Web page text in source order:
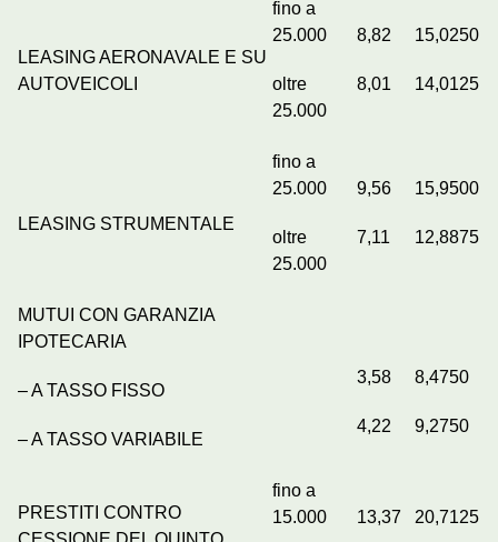
LEASING AERONAVALE E SU
AUTOVEICOLI
fino a
25.000
oltre
25.000
8,82
8,01
15,0250
14,0125
LEASING STRUMENTALE
fino a
25.000
oltre
25.000
9,56
7,11
15,9500
12,8875
MUTUI CON GARANZIA
IPOTECARIA
– A TASSO FISSO
– A TASSO VARIABILE
3,58
4,22
8,4750
9,2750
PRESTITI CONTRO
fino a
15.000
13,37 20,7125